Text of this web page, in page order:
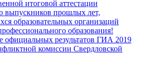
итоговой аттестации
прошлых лет,
образовательных организаций
образования!
официальных результатов ГИА 2019
комиссии Свердловской